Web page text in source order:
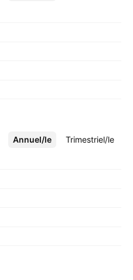
Annuel/le Trimestriel/le
Plus